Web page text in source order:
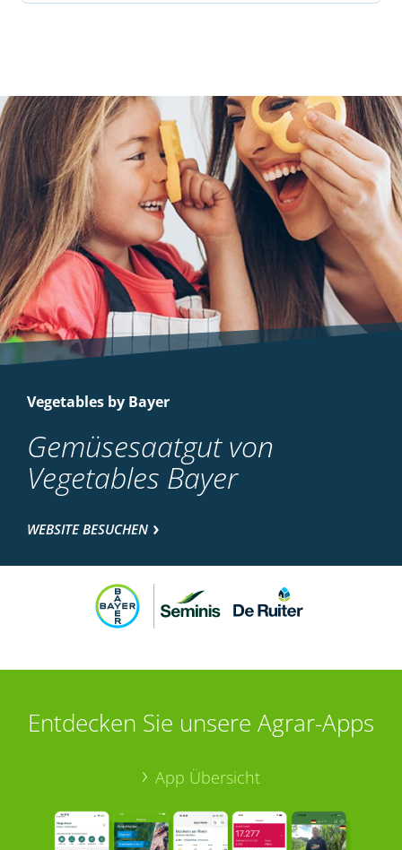
Vegetables by Bayer
Gemüsesaatgut von
Vegetables Bayer
WEBSITE BESUCHEN
Entdecken Sie unsere Agrar-Apps
App Übersicht